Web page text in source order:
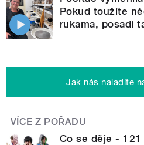
Pokud toužíte
rukama, posadí
Jak nás naladíte
VÍCE Z POŘADU
Co se děje - 121